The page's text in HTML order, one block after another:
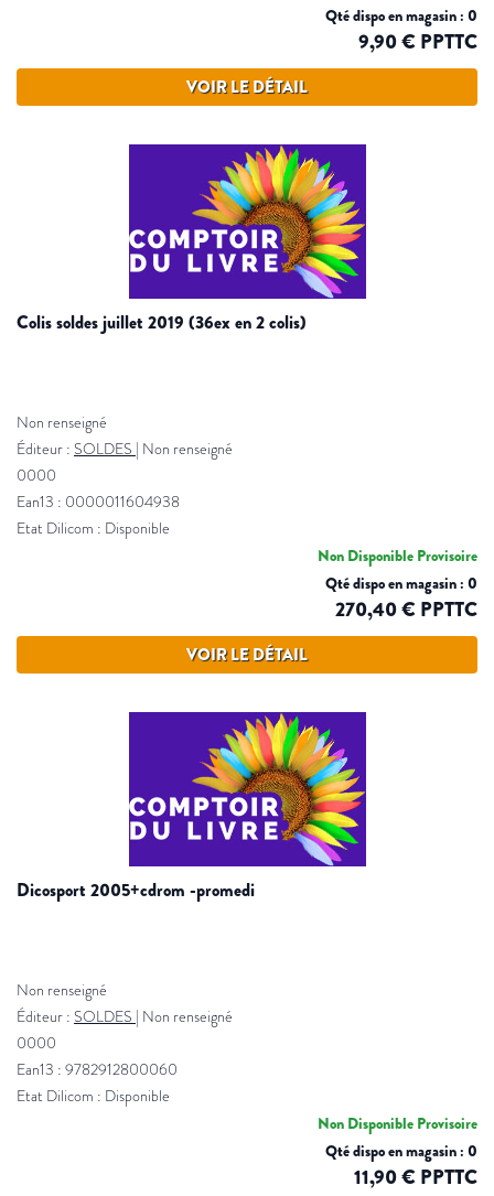
Qté dispo en magasin : 0
9,90 € PPTTC
VOIR LE DÉTAIL
colis soldes juillet 2019 (36ex en 2 colis)
Non renseigné
Éditeur : SOLDES | Non renseigné
0000
Ean13 : 0000011604938
Etat Dilicom : Disponible
Non Disponible Provisoire
Qté dispo en magasin : 0
270,40 € PPTTC
VOIR LE DÉTAIL
dicosport 2005+cdrom -promedi
Non renseigné
Éditeur : SOLDES | Non renseigné
0000
Ean13 : 9782912800060
Etat Dilicom : Disponible
Non Disponible Provisoire
Qté dispo en magasin : 0
11,90 € PPTTC